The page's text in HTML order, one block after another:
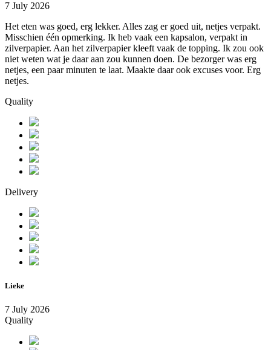
7 July 2026
Het eten was goed, erg lekker. Alles zag er goed uit, netjes verpakt.
Misschien één opmerking. Ik heb vaak een kapsalon, verpakt in
zilverpapier. Aan het zilverpapier kleeft vaak de topping. Ik zou ook
niet weten wat je daar aan zou kunnen doen. De bezorger was erg
netjes, een paar minuten te laat. Maakte daar ook excuses voor. Erg
netjes.
Quality
Delivery
Lieke
7 July 2026
Quality